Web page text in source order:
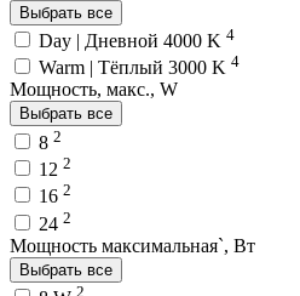
Выбрать все
Day | Дневной 4000 K 4
Warm | Тёплый 3000 K 4
Мощность, макс., W
Выбрать все
8 2
12 2
16 2
24 2
Мощность максимальная`, Вт
Выбрать все
2